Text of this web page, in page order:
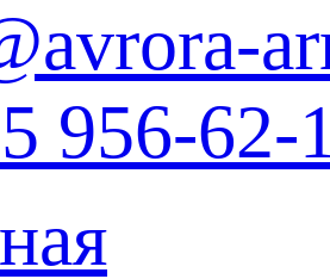
956-62-